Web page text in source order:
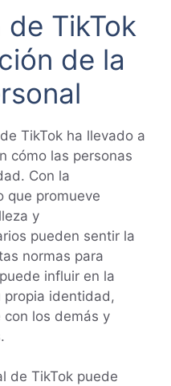
TikTok
de la
TikTok ha llevado a
cómo las personas
Con la
que promueve
y
pueden sentir la
normas para
influir en la
propia identidad,
con los demás y
de TikTok puede